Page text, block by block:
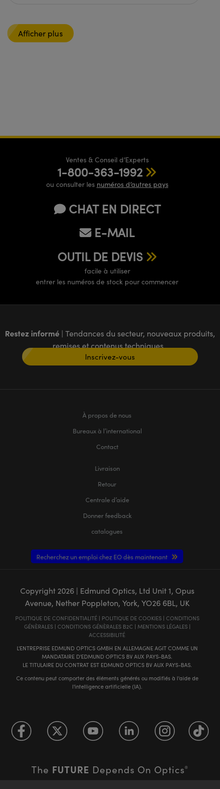
Afficher plus
Ventes & Conseil d’Experts
1-800-363-1992
ou consulter les numéros d’autres pays
CHAT EN DIRECT
E-MAIL
OUTIL DE DEVIS
facile à utiliser
entrer les numéros de stock pour commencer
Restez informé | Tendances du secteur, nouveaux produits,
remises et contenus techniques
Inscrivez-vous
À propos de nous
Bureaux à l’international
Contact
Livraison
Retour
Centrale d’aide
Donner feedback
catalogues
Recherchez un emploi chez EO dès maintenant
Copyright 2026| Edmund Optics, Ltd Unit 1, Opus
Avenue, Nether Poppleton, York, YO26 6BL, UK
POLITIQUE DE CONFIDENTIALITÉ| POLITIQUE DE COOKIES| CONDITIONS
GÉNÈRALES| CONDITIONS GÉNÈRALES B2C | MENTIONS LÉGALES|
ACCESSIBILITÉ
L'ENTREPRISE EDMUND OPTICS GMBH EN ALLEMAGNE AGIT COMME UN
MANDATAIRE D'EDMUND OPTICS BV AUX PAYS-BAS.
LE TITULAIRE DU CONTRAT EST EDMUND OPTICS BV AUX PAYS-BAS.
Ce contenu peut comporter des éléments générés ou modifiés à l'aide de
l'intelligence artificielle (IA).
The FUTURE Depends On Optics®